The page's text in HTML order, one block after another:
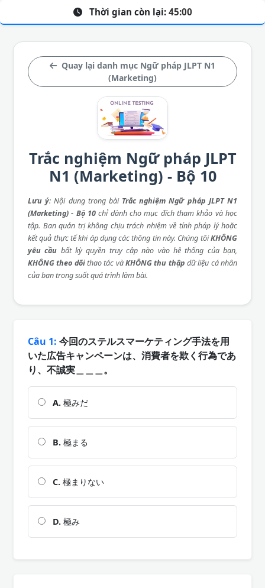
Quay lại danh mục Ngữ pháp JLPT N1
(Marketing)
Trắc nghiệm Ngữ pháp JLPT
N1 (Marketing) - Bộ 10
Lưu ý: Nội dung trong bài Trắc nghiệm Ngữ pháp JLPT N1
(Marketing) - Bộ 10 chỉ dành cho mục đích tham khảo và học
tập. Ban quản trị không chịu trách nhiệm về tính pháp lý hoặc
kết quả thực tế khi áp dụng các thông tin này. Chúng tôiKHÔNG
yêu cầu bất kỳ quyền truy cập nào vào hệ thống của bạn,
KHÔNG theo dõithao tác vàKHÔNG thu thập dữ liệu cá nhân
của bạn trong suốt quá trình làm bài.
Thời gian còn lại: 45:00
Câu 1: 今回のステルスマーケティング手法を用
いた広告キャンペーンは、消費者を欺く行為であ
り、不誠実＿＿＿。
A. 極みだ
B. 極まる
C. 極まりない
D. 極み